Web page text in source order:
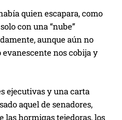
quien escapara, como
con una “nube”
aunque aún no
nos cobija y
ejecutivas y una carta
aquel de senadores,
las hormigas tejedoras, los